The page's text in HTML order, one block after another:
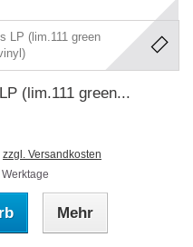
(lim.111 green...
zzgl. Versandkosten
Mehr